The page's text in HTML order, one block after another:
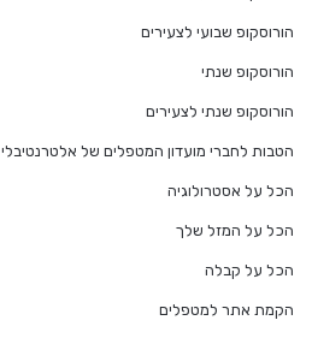
הורוסקופ שבועי לצעירים
הורוסקופ שנתי
הורוסקופ שנתי לצעירים
הטבות לחברי מועדון המטפלים של אלטרנטיבלי
הכל על אסטרולוגיה
הכל על המזל שלך
הכל על קבלה
הקמת אתר למטפלים